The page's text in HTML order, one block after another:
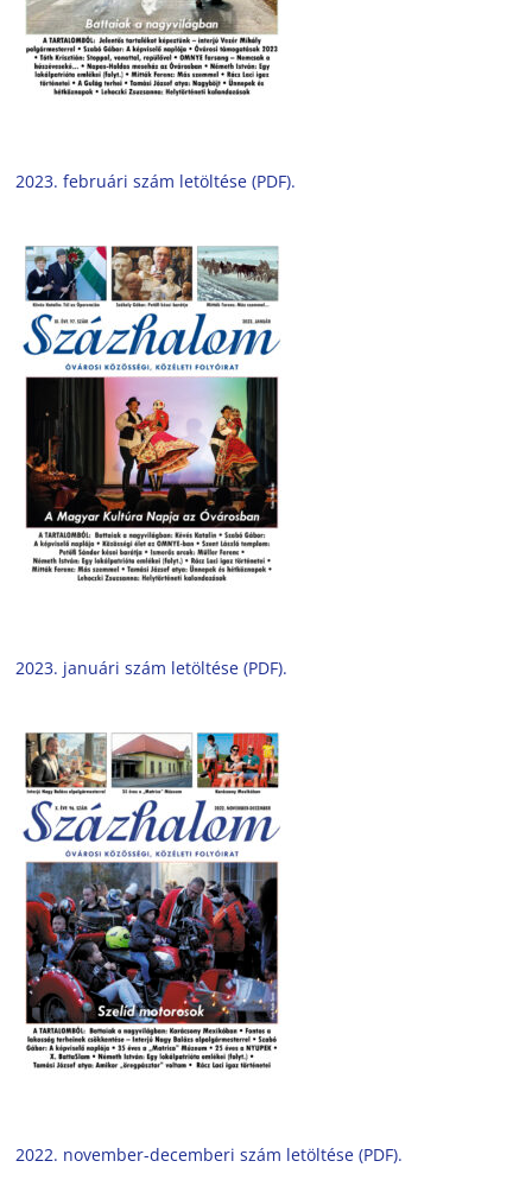
2023. februári szám letöltése (PDF).
2023. januári szám letöltése (PDF).
2022. november-decemberi szám letöltése (PDF).